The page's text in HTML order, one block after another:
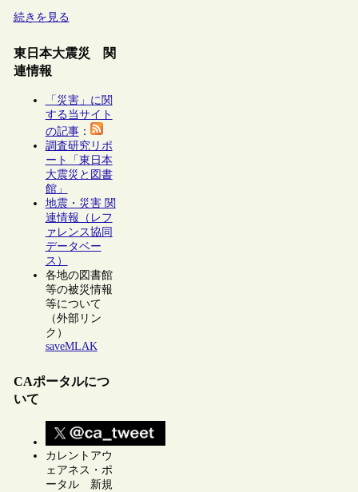
続きを見る
東日本大震災 関
連情報
「災害」に関
する当サイト
の記事：
調査研究リポ
ート「東日本
大震災と図書
館」
地震・災害 関
連情報（レフ
ァレンス協同
データベー
ス）
各地の図書館
等の被災情報
等について
（外部リン
ク）
saveMLAK
CAポータルにつ
いて
カレントアウ
ェアネス・ポ
ータル 新規